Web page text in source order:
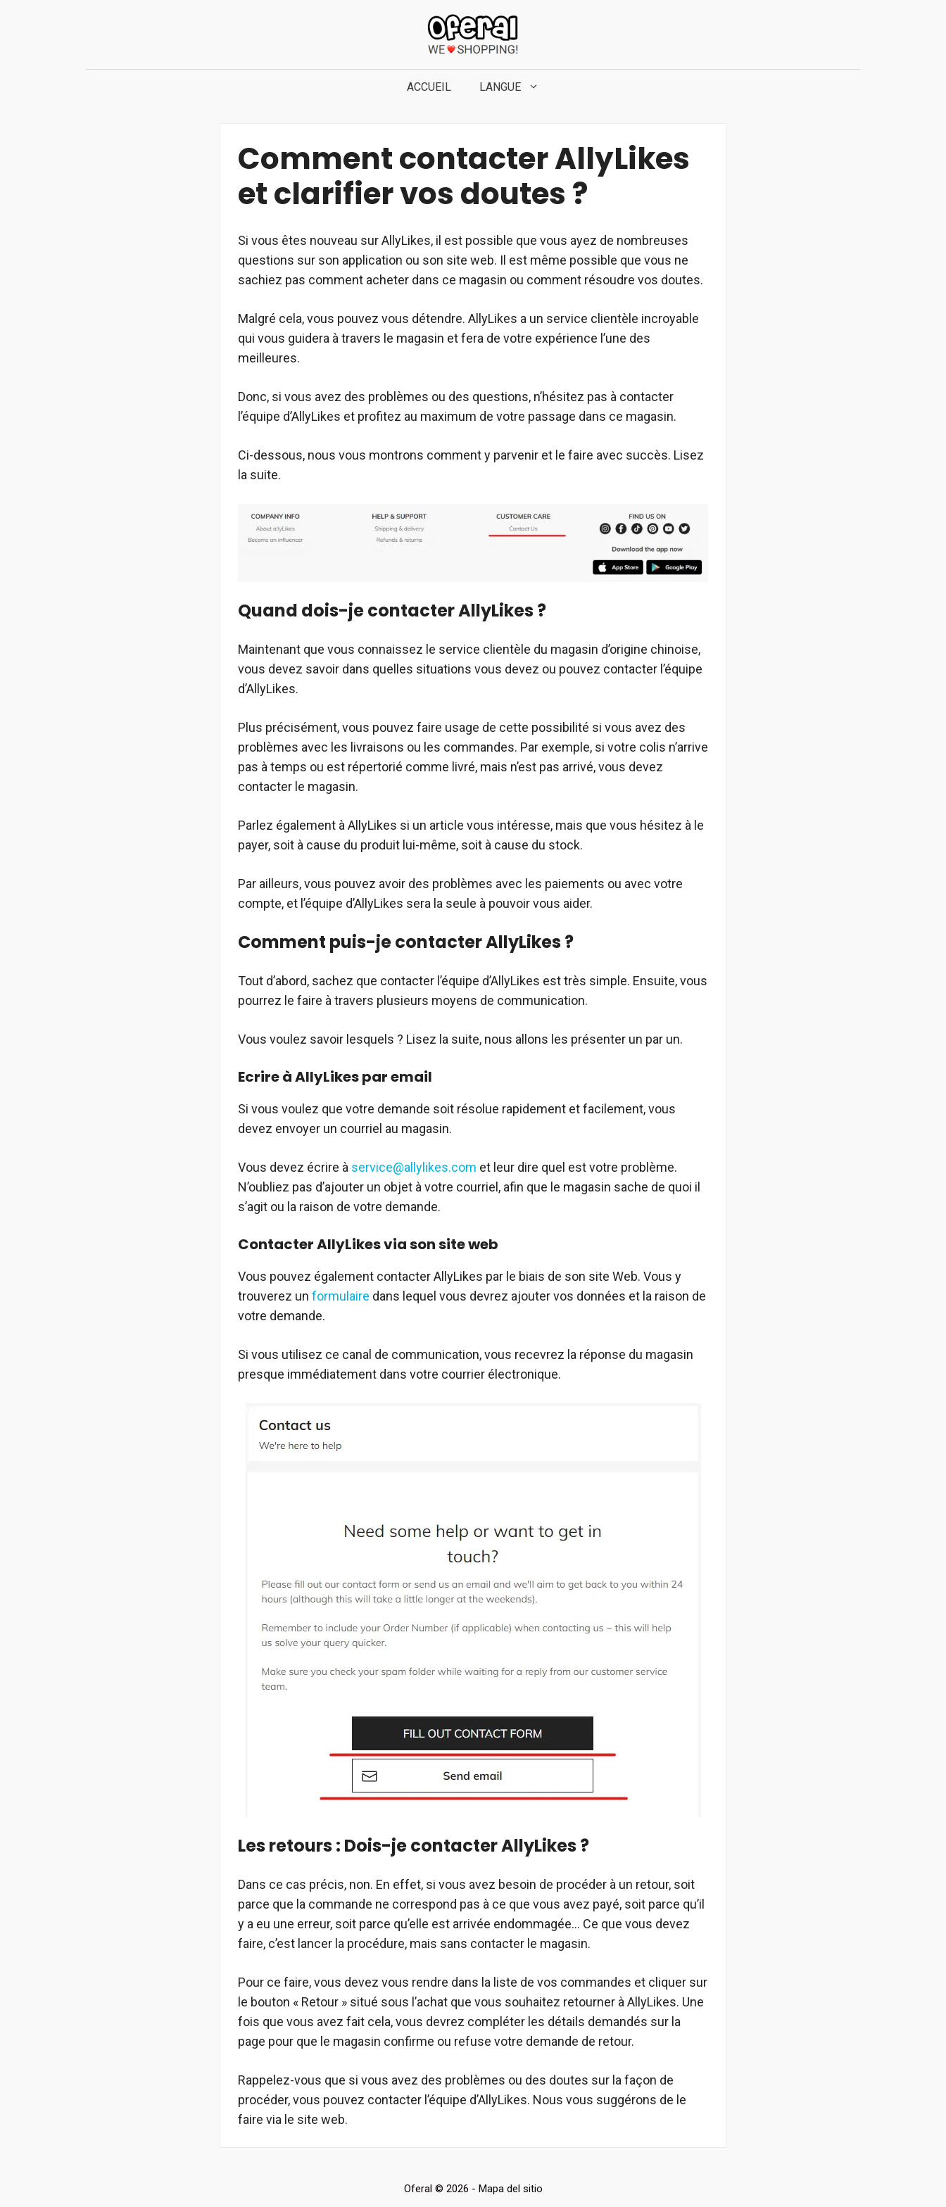
ACCUEIL LANGUE
Comment contacter AllyLikes
et clarifier vos doutes ?
Si vous êtes nouveau sur AllyLikes, il est possible que vous ayez de nombreuses
questions sur son application ou son site web. Il est même possible que vous ne
sachiez pas comment acheter dans ce magasin ou comment résoudre vos doutes.
Malgré cela, vous pouvez vous détendre. AllyLikes a un service clientèle incroyable
qui vous guidera à travers le magasin et fera de votre expérience l’une des
meilleures.
Donc, si vous avez des problèmes ou des questions, n’hésitez pas à contacter
l’équipe d’AllyLikes et profitez au maximum de votre passage dans ce magasin.
Ci-dessous, nous vous montrons comment y parvenir et le faire avec succès. Lisez
la suite.
Quand dois-je contacter AllyLikes ?
Maintenant que vous connaissez le service clientèle du magasin d’origine chinoise,
vous devez savoir dans quelles situations vous devez ou pouvez contacter l’équipe
d’AllyLikes.
Plus précisément, vous pouvez faire usage de cette possibilité si vous avez des
problèmes avec les livraisons ou les commandes. Par exemple, si votre colis n’arrive
pas à temps ou est répertorié comme livré, mais n’est pas arrivé, vous devez
contacter le magasin.
Parlez également à AllyLikes si un article vous intéresse, mais que vous hésitez à le
payer, soit à cause du produit lui-même, soit à cause du stock.
Par ailleurs, vous pouvez avoir des problèmes avec les paiements ou avec votre
compte, et l’équipe d’AllyLikes sera la seule à pouvoir vous aider.
Comment puis-je contacter AllyLikes ?
Tout d’abord, sachez que contacter l’équipe d’AllyLikes est très simple. Ensuite, vous
pourrez le faire à travers plusieurs moyens de communication.
Vous voulez savoir lesquels ? Lisez la suite, nous allons les présenter un par un.
Ecrire à AllyLikes par email
Si vous voulez que votre demande soit résolue rapidement et facilement, vous
devez envoyer un courriel au magasin.
Vous devez écrire à service@allylikes.com et leur dire quel est votre problème.
N’oubliez pas d’ajouter un objet à votre courriel, afin que le magasin sache de quoi il
s’agit ou la raison de votre demande.
Contacter AllyLikes via son site web
Vous pouvez également contacter AllyLikes par le biais de son site Web. Vous y
trouverez un formulaire dans lequel vous devrez ajouter vos données et la raison de
votre demande.
Si vous utilisez ce canal de communication, vous recevrez la réponse du magasin
presque immédiatement dans votre courrier électronique.
Les retours : Dois-je contacter AllyLikes ?
Dans ce cas précis, non. En effet, si vous avez besoin de procéder à un retour, soit
parce que la commande ne correspond pas à ce que vous avez payé, soit parce qu’il
y a eu une erreur, soit parce qu’elle est arrivée endommagée… Ce que vous devez
faire, c’est lancer la procédure, mais sans contacter le magasin.
Pour ce faire, vous devez vous rendre dans la liste de vos commandes et cliquer sur
le bouton « Retour » situé sous l’achat que vous souhaitez retourner à AllyLikes. Une
fois que vous avez fait cela, vous devrez compléter les détails demandés sur la
page pour que le magasin confirme ou refuse votre demande de retour.
Rappelez-vous que si vous avez des problèmes ou des doutes sur la façon de
procéder, vous pouvez contacter l’équipe d’AllyLikes. Nous vous suggérons de le
faire via le site web.
Oferal © 2026 - Mapa del sitio